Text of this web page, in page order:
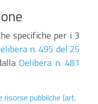
specifiche per i 3
n. 495 del 25
Delibera n. 481
risorse pubbliche (art.